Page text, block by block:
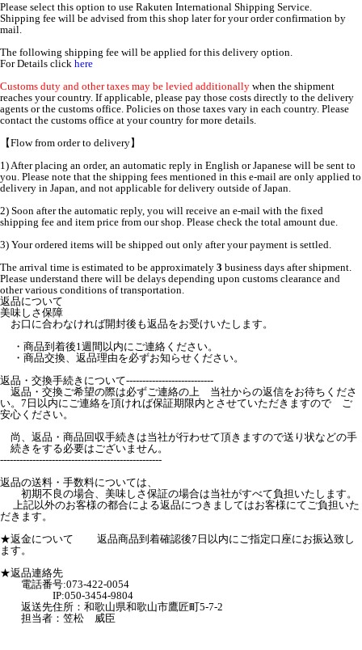
Please select this option to use Rakuten International Shipping Service.
Shipping fee will be advised from this shop later for your order confirmation by
mail.
The following shipping fee will be applied for this delivery option.
For Details click here
Customs duty and other taxes may be levied additionally when the shipment
reaches your country. If applicable, please pay those costs directly to the delivery
agents or the customs office. Policies on those taxes vary in each country. Please
contact the customs office at your country for more details.
【Flow from order to delivery】
1) After placing an order, an automatic reply in English or Japanese will be sent to
you. Please note that the shipping fees mentioned in this e-mail are only applied to
delivery in Japan, and not applicable for delivery outside of Japan.
2) Soon after the automatic reply, you will receive an e-mail with the fixed
shipping fee and item price from our shop. Please check the total amount due.
3) Your ordered items will be shipped out only after your payment is settled.
The arrival time is estimated to be approximately 3 business days after shipment.
Please understand there will be delays depending upon customs clearance and
other various conditions of transportation.
返品について
美味しさ保障
お口に合わなければ開封後も返品をお受けいたします。
・商品到着後1週間以内にご連絡ください。
・商品交換、返品理由を必ずお知らせください。
返品・交換手続きについて---------------------------
返品・交換ご希望の際は必ずご連絡の上 当社からの返信をお待ちくださ
い。7日以内にご連絡を頂ければ保証期限内とさせていただきますので ご
安心ください。
尚、返品・商品回収手続きは当社が行わせて頂きますので送り状などの手
続きをする必要はございません。
--------------------------------------------------
返品の送料・手数料については、
初期不良の場合、美味しさ保証の場合は当社がすべて負担いたします。
上記以外のお客様の都合による返品につきましてはお客様にてご負担いた
だきます。
★返金について 返品商品到着確認後7日以内にご指定口座にお振込致し
ます。
★返品連絡先
電話番号:073-422-0054
IP:050-3454-9804
返送先住所：和歌山県和歌山市鷹匠町5-7-2
担当者：笠松 威臣